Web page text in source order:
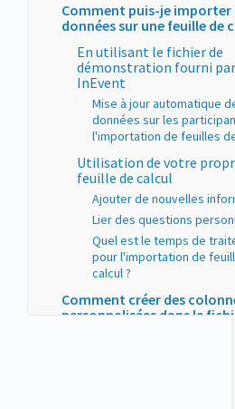
Comment puis-je importer
données sur une feuille de
En utilisant le fichier de
démonstration fourni par
InEvent
Mise à jour automatique
données sur les
l'importation de feuilles
Utilisation de votre
feuille de calcul
Ajouter de nouvelles
Lier des questions
Quel est le temps de
pour l'importation de
calcul ?
Comment créer des
personnalisées dans le